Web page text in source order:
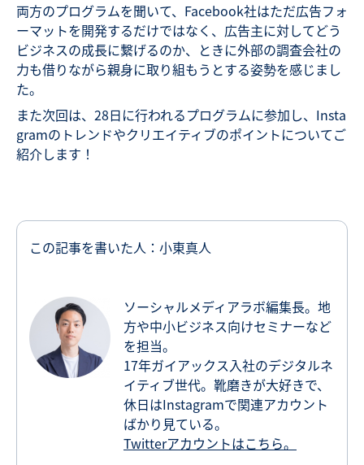
両方のプログラムを聞いて、Facebook社はただ広告フォ
ーマットを開発するだけではなく、広告主に対してどう
ビジネスの成長に繋げるのか、ときに外部の調査会社の
力も借りながら親身に取り組もうとする姿勢を感じまし
た。
また次回は、28日に行われるプログラムに参加し、Insta
gramのトレンドやクリエイティブのポイントについてご
紹介します！
この記事を書いた人：小東真人
ソーシャルメディアラボ編集長。地
方や中小ビジネス向けセミナーなど
を担当。
17年ガイアックス入社のデジタルネ
イティブ世代。靴磨きが大好きで、
休日はInstagramで関連アカウント
ばかり見ている。
Twitterアカウントはこちら。